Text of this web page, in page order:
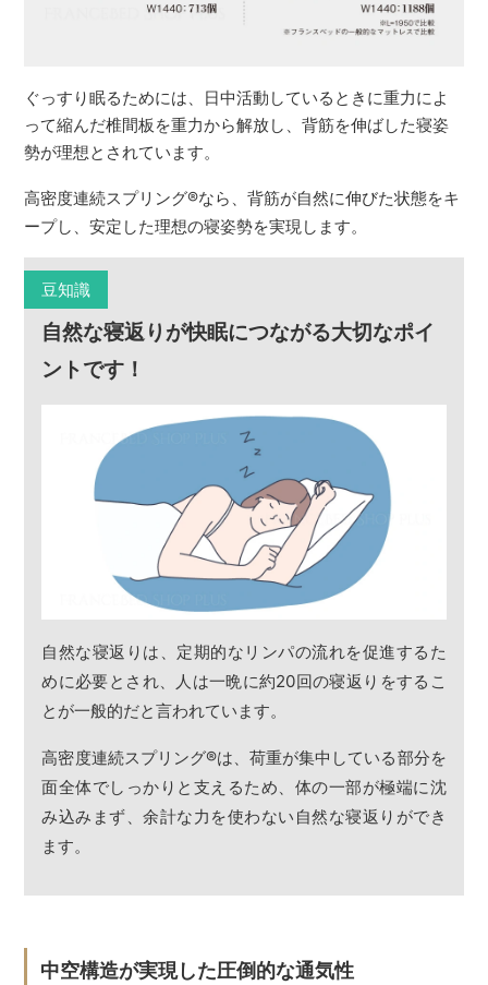
ぐっすり眠るためには、日中活動しているときに重力によ
って縮んだ椎間板を重力から解放し、背筋を伸ばした寝姿
勢が理想とされています。
高密度連続スプリング®なら、背筋が自然に伸びた状態をキ
ープし、安定した理想の寝姿勢を実現します。
豆知識
自然な寝返りが快眠につながる大切なポイ
ントです！
自然な寝返りは、定期的なリンパの流れを促進するた
めに必要とされ、人は一晩に約20回の寝返りをするこ
とが一般的だと言われています。
高密度連続スプリング®は、荷重が集中している部分を
面全体でしっかりと支えるため、体の一部が極端に沈
み込みまず、余計な力を使わない自然な寝返りができ
ます。
中空構造が実現した圧倒的な通気性